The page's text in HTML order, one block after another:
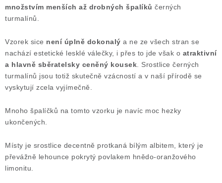
množstvím menších až drobných špalíků černých
turmalínů.
Vzorek sice není úplně dokonalý a ne ze všech stran se
nachází estetické lesklé válečky, i přes to jde však o atraktivní
a hlavně sběratelsky ceněný kousek . Srostlice černých
turmalínů jsou totiž skutečně vzácností a v naší přírodě se
vyskytují zcela vyjímečně.
Mnoho špalíčků na tomto vzorku je navíc moc hezky
ukončených.
Místy je srostlice decentně protkaná bílým albitem, který je
převážně lehounce pokrytý povlakem hnědo-oranžového
limonitu.